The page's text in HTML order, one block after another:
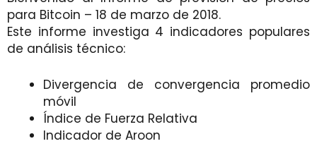
para Bitcoin – 18 de marzo de 2018.
Este informe investiga 4 indicadores populares
de análisis técnico:
Divergencia de convergencia promedio
móvil
Índice de Fuerza Relativa
Indicador de Aroon